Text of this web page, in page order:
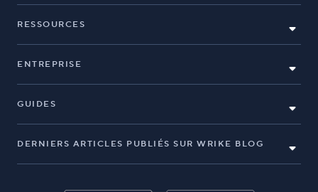
RESSOURCES
ENTREPRISE
GUIDES
DERNIERS ARTICLES PUBLIÉS SUR WRIKE BLOG